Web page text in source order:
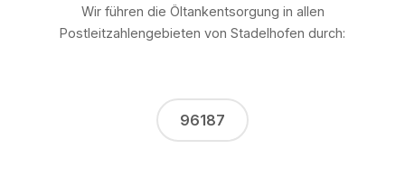
Wir führen die Öltankentsorgung in allen
Postleitzahlengebieten von Stadelhofen durch:
96187